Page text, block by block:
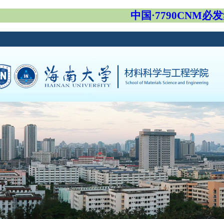
中国·7790CNM必